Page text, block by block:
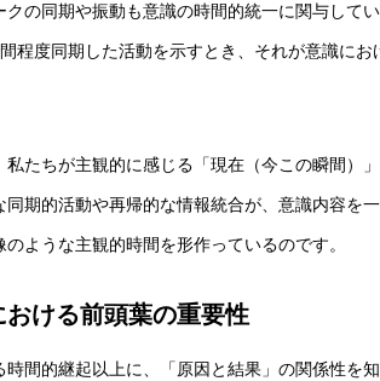
クの同期や振動も意識の時間的統一に関与して
程度同期した活動を示すとき、それが意識に
私たちが主観的に感じる「現在（今この瞬間）
同期的活動や再帰的な情報統合が、意識内容を
ような主観的時間を形作っているのです。
おける前頭葉の重要性
時間的継起以上に、「原因と結果」の関係性を